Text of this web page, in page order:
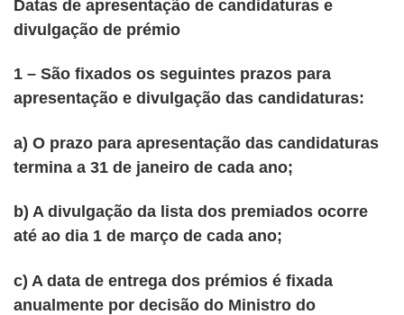
Datas de apresentação de candidaturas e
divulgação de prémio
1 – São fixados os seguintes prazos para
apresentação e divulgação das candidaturas:
a) O prazo para apresentação das candidaturas
termina a 31 de janeiro de cada ano;
b) A divulgação da lista dos premiados ocorre
até ao dia 1 de março de cada ano;
c) A data de entrega dos prémios é fixada
anualmente por decisão do Ministro do